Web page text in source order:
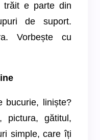
e parte din
de suport.
Vorbește cu
bucurie, liniște?
pictura, gătitul,
simple, care îți